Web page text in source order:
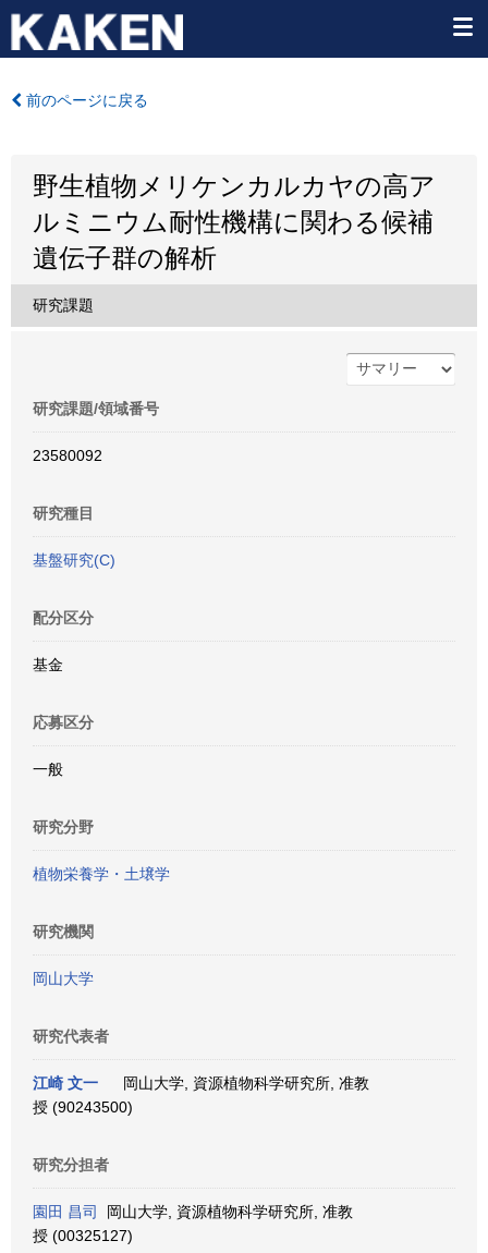
前のページに戻る
野生植物メリケンカルカヤの高ア
ルミニウム耐性機構に関わる候補
遺伝子群の解析
研究課題
研究課題/領域番号
23580092
研究種目
基盤研究(C)
配分区分
基金
応募区分
一般
研究分野
植物栄養学・土壌学
研究機関
岡山大学
研究代表者
江崎 文一
岡山大学, 資源植物科学研究所, 准教
授 (90243500)
研究分担者
園田 昌司
岡山大学, 資源植物科学研究所, 准教
授 (00325127)